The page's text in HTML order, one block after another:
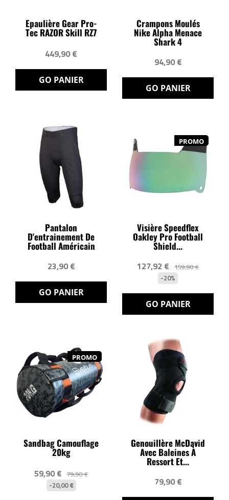
Epaulière Gear Pro-
Tec RAZOR Skill RZ7
449,90 €
GO PANIER
Crampons Moulés
Nike Alpha Menace
Shark 4
94,90 €
GO PANIER
Pantalon
D'entrainement De
Football Américain
23,90 €
GO PANIER
PROMO
Visière Speedflex
Oakley Pro Football
Shield...
127,92 € 159,90 €
-20%
GO PANIER
PROMO
Sandbag Camouflage
20kg
59,90 € 79,90 €
-20,00 €
Genouillère McDavid
Avec Baleines À
Ressort Et...
79,90 €